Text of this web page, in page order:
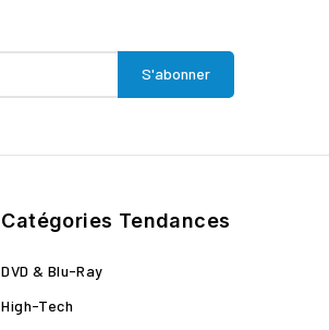
Catégories Tendances
DVD & Blu-Ray
High-Tech